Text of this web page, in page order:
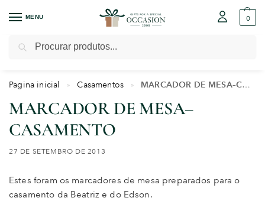
MENU 0
Pagina inicial » Casamentos » MARCADOR DE MESA–CASAMENTO
MARCADOR DE MESA–
CASAMENTO
27 DE SETEMBRO DE 2013
Estes foram os marcadores de mesa preparados para o
casamento da Beatriz e do Edson.